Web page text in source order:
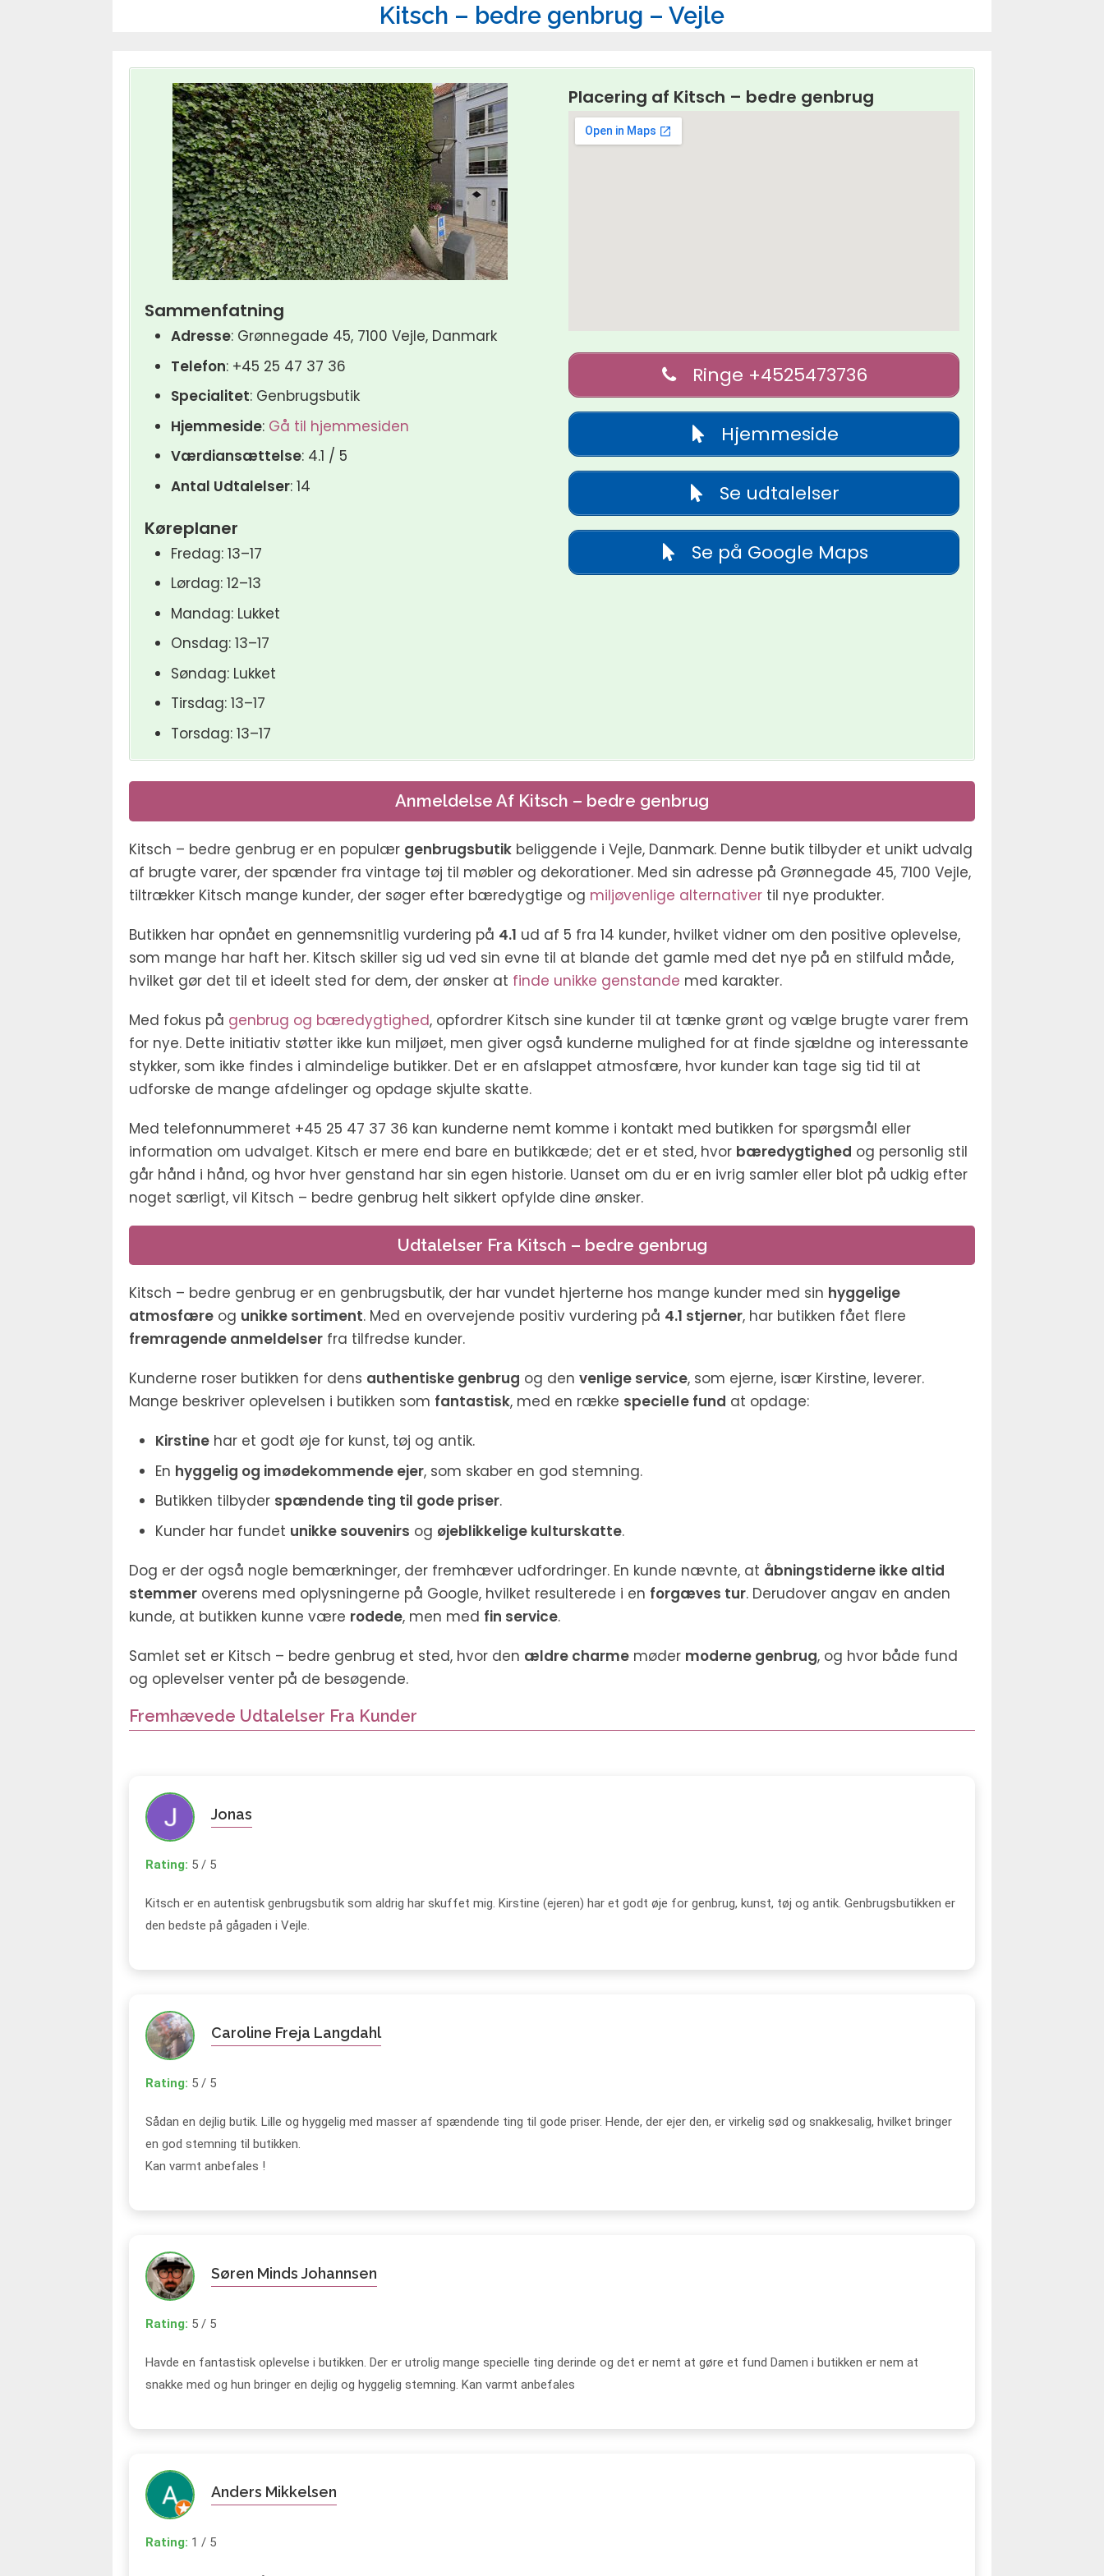
Kitsch – bedre genbrug – Vejle
Sammenfatning
Adresse: Grønnegade 45, 7100 Vejle, Danmark
Telefon: +45 25 47 37 36
Specialitet: Genbrugsbutik
Hjemmeside: Gå til hjemmesiden
Værdiansættelse: 4.1 / 5
Antal Udtalelser: 14
Køreplaner
Fredag: 13–17
Lørdag: 12–13
Mandag: Lukket
Onsdag: 13–17
Søndag: Lukket
Tirsdag: 13–17
Torsdag: 13–17
Placering af Kitsch – bedre genbrug
Ringe +4525473736
Hjemmeside
Se udtalelser
Se på Google Maps
Anmeldelse Af Kitsch – bedre genbrug
Kitsch – bedre genbrug er en populær genbrugsbutik beliggende i Vejle, Danmark. Denne butik tilbyder et unikt udvalg
af brugte varer, der spænder fra vintage tøj til møbler og dekorationer. Med sin adresse på Grønnegade 45, 7100 Vejle,
tiltrækker Kitsch mange kunder, der søger efter bæredygtige og miljøvenlige alternativer til nye produkter.
Butikken har opnået en gennemsnitlig vurdering på 4.1 ud af 5 fra 14 kunder, hvilket vidner om den positive oplevelse,
som mange har haft her. Kitsch skiller sig ud ved sin evne til at blande det gamle med det nye på en stilfuld måde,
hvilket gør det til et ideelt sted for dem, der ønsker at finde unikke genstande med karakter.
Med fokus på genbrug og bæredygtighed, opfordrer Kitsch sine kunder til at tænke grønt og vælge brugte varer frem
for nye. Dette initiativ støtter ikke kun miljøet, men giver også kunderne mulighed for at finde sjældne og interessante
stykker, som ikke findes i almindelige butikker. Det er en afslappet atmosfære, hvor kunder kan tage sig tid til at
udforske de mange afdelinger og opdage skjulte skatte.
Med telefonnummeret +45 25 47 37 36 kan kunderne nemt komme i kontakt med butikken for spørgsmål eller
information om udvalget. Kitsch er mere end bare en butikkæde; det er et sted, hvor bæredygtighed og personlig stil
går hånd i hånd, og hvor hver genstand har sin egen historie. Uanset om du er en ivrig samler eller blot på udkig efter
noget særligt, vil Kitsch – bedre genbrug helt sikkert opfylde dine ønsker.
Udtalelser Fra Kitsch – bedre genbrug
Kitsch – bedre genbrug er en genbrugsbutik, der har vundet hjerterne hos mange kunder med sin hyggelige
atmosfære og unikke sortiment. Med en overvejende positiv vurdering på 4.1 stjerner, har butikken fået flere
fremragende anmeldelser fra tilfredse kunder.
Kunderne roser butikken for dens authentiske genbrug og den venlige service, som ejerne, især Kirstine, leverer.
Mange beskriver oplevelsen i butikken som fantastisk, med en række specielle fund at opdage:
Kirstine har et godt øje for kunst, tøj og antik.
En hyggelig og imødekommende ejer, som skaber en god stemning.
Butikken tilbyder spændende ting til gode priser.
Kunder har fundet unikke souvenirs og øjeblikkelige kulturskatte.
Dog er der også nogle bemærkninger, der fremhæver udfordringer. En kunde nævnte, at åbningstiderne ikke altid
stemmer overens med oplysningerne på Google, hvilket resulterede i en forgæves tur. Derudover angav en anden
kunde, at butikken kunne være rodede, men med fin service.
Samlet set er Kitsch – bedre genbrug et sted, hvor den ældre charme møder moderne genbrug, og hvor både fund
og oplevelser venter på de besøgende.
Fremhævede Udtalelser Fra Kunder
Jonas
Rating: 5 / 5
Kitsch er en autentisk genbrugsbutik som aldrig har skuffet mig. Kirstine (ejeren) har et godt øje for genbrug, kunst, tøj og antik. Genbrugsbutikken er
den bedste på gågaden i Vejle.
Caroline Freja Langdahl
Rating: 5 / 5
Sådan en dejlig butik. Lille og hyggelig med masser af spændende ting til gode priser. Hende, der ejer den, er virkelig sød og snakkesalig, hvilket bringer
en god stemning til butikken.
Kan varmt anbefales !
Søren Minds Johannsen
Rating: 5 / 5
Havde en fantastisk oplevelse i butikken. Der er utrolig mange specielle ting derinde og det er nemt at gøre et fund Damen i butikken er nem at
snakke med og hun bringer en dejlig og hyggelig stemning. Kan varmt anbefales
Anders Mikkelsen
Rating: 1 / 5